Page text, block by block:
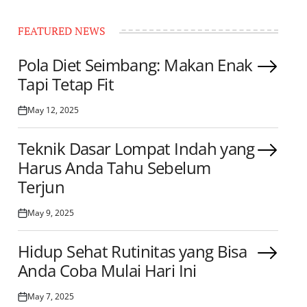
FEATURED NEWS
Pola Diet Seimbang: Makan Enak
Tapi Tetap Fit
Posted
on
May 12, 2025
Teknik Dasar Lompat Indah yang
Harus Anda Tahu Sebelum
Terjun
Posted
on
May 9, 2025
Hidup Sehat Rutinitas yang Bisa
Anda Coba Mulai Hari Ini
Posted
May 7, 2025